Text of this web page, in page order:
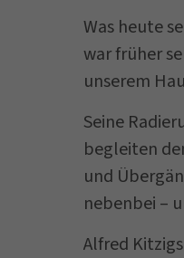
Was heute
war früher
unserem
Seine
begleiten
und
nebenbei –
Alfred